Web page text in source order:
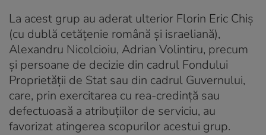
La acest grup au aderat ulterior Florin Eric Chiș
(cu dublă cetățenie română și israeliană),
Alexandru Nicolcioiu, Adrian Volintiru, precum
și persoane de decizie din cadrul Fondului
Proprietății de Stat sau din cadrul Guvernului,
care, prin exercitarea cu rea-credință sau
defectuoasă a atribuțiilor de serviciu, au
favorizat atingerea scopurilor acestui grup.